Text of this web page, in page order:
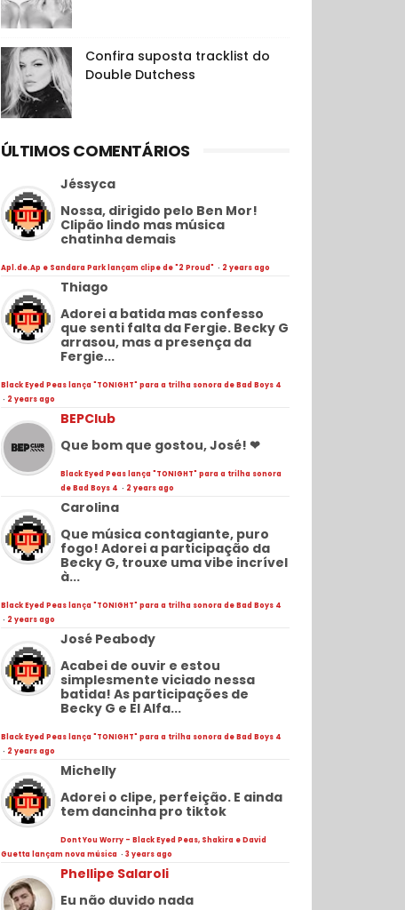
Confira suposta tracklist do
Double Dutchess
ÚLTIMOS COMENTÁRIOS
Jéssyca
Nossa, dirigido pelo Ben Mor!
Clipão lindo mas música
chatinha demais
Apl.de.Ap e Sandara Park lançam clipe de "2 Proud" · 2 years ago
Thiago
Adorei a batida mas confesso
que senti falta da Fergie. Becky G
arrasou, mas a presença da
Fergie...
Black Eyed Peas lança "TONIGHT" para a trilha sonora de Bad Boys 4
· 2 years ago
BEPClub
Que bom que gostou, José! ❤
Black Eyed Peas lança "TONIGHT" para a trilha sonora
de Bad Boys 4 · 2 years ago
Carolina
Que música contagiante, puro
fogo! Adorei a participação da
Becky G, trouxe uma vibe incrível
à...
Black Eyed Peas lança "TONIGHT" para a trilha sonora de Bad Boys 4
· 2 years ago
José Peabody
Acabei de ouvir e estou
simplesmente viciado nessa
batida! As participações de
Becky G e El Alfa...
Black Eyed Peas lança "TONIGHT" para a trilha sonora de Bad Boys 4
· 2 years ago
Michelly
Adorei o clipe, perfeição. E ainda
tem dancinha pro tiktok
Dont You Worry - Black Eyed Peas, Shakira e David
Guetta lançam nova música · 3 years ago
Phellipe Salaroli
Eu não duvido nada